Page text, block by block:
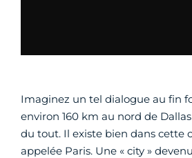
Imaginez un tel dialogue au fin
environ 160 km au nord de
du tout. Il existe bien dans cette
appelée Paris. Une « city »